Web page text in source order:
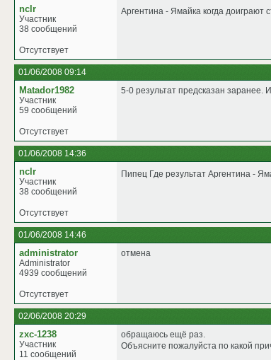
nclr
Участник
38 сообщений
Аргентина - Ямайка когда доиграют
Отсутствует
01/06/2008 09:14
Matador1982
Участник
59 сообщений
5-0 результат предсказан заранее.
Отсутствует
01/06/2008 14:36
nclr
Участник
38 сообщений
Пипец Где результат Аргентина -
Отсутствует
01/06/2008 14:46
administrator
Administrator
4939 сообщений
отмена
Отсутствует
02/06/2008 20:29
zxc-1238
Участник
11 сообщений
обращаюсь ещё раз.
Объясните пожалуйста по какой